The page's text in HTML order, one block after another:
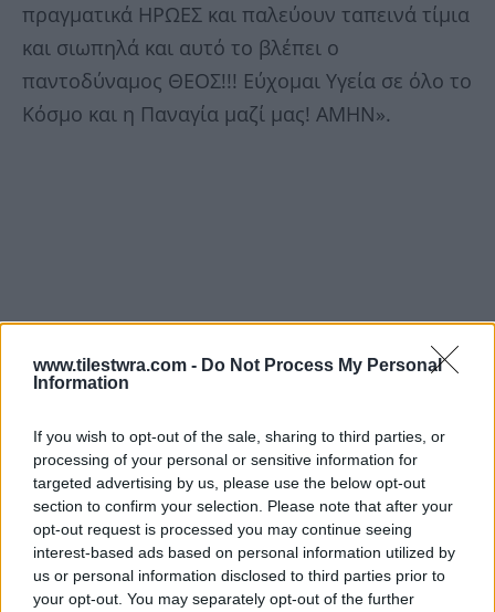
www.tilestwra.com - Do Not Process My Personal
Information
If you wish to opt-out of the sale, sharing to third parties, or
processing of your personal or sensitive information for
targeted advertising by us, please use the below opt-out
section to confirm your selection. Please note that after your
opt-out request is processed you may continue seeing
interest-based ads based on personal information utilized by
us or personal information disclosed to third parties prior to
your opt-out. You may separately opt-out of the further
πραγματικά ΗΡΩΕΣ και παλεύουν ταπεινά τίμια
και σιωπηλά και αυτό το βλέπει ο
παντοδύναμος ΘΕΟΣ!!! Εύχομαι Υγεία σε όλο το
Κόσμο και η Παναγία μαζί μας! ΑΜΗΝ».